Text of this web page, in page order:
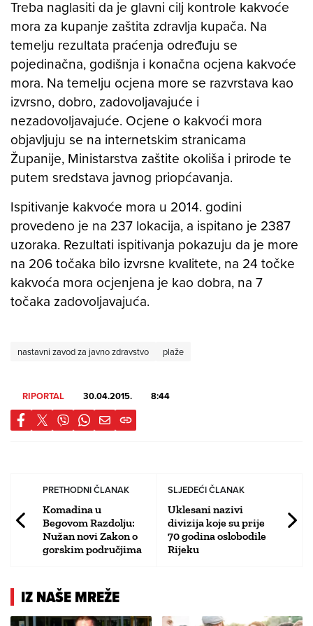
Treba naglasiti da je glavni cilj kontrole kakvoće
mora za kupanje zaštita zdravlja kupača. Na
temelju rezultata praćenja određuju se
pojedinačna, godišnja i konačna ocjena kakvoće
mora. Na temelju ocjena more se razvrstava kao
izvrsno, dobro, zadovoljavajuće i
nezadovoljavajuće. Ocjene o kakvoći mora
objavljuju se na internetskim stranicama
Županije, Ministarstva zaštite okoliša i prirode te
putem sredstava javnog priopćavanja.
Ispitivanje kakvoće mora u 2014. godini
provedeno je na 237 lokacija, a ispitano je 2387
uzoraka. Rezultati ispitivanja pokazuju da je more
na 206 točaka bilo izvrsne kvalitete, na 24 točke
kakvoća mora ocjenjena je kao dobra, na 7
točaka zadovoljavajuća.
nastavni zavod za javno zdravstvo plaže
RIPORTAL 30.04.2015. 8:44
PRETHODNI ČLANAK
Komadina u
Begovom Razdolju:
Nužan novi Zakon o
gorskim područjima
SLJEDEĆI ČLANAK
Uklesani nazivi
divizija koje su prije
70 godina oslobodile
Rijeku
IZ NAŠE MREŽE